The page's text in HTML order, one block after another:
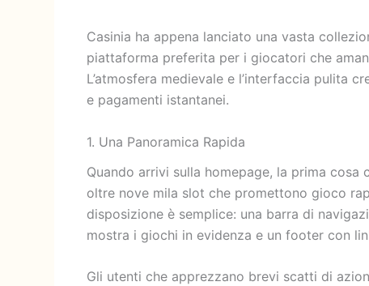
Casinia ha appena lanciato una vasta
piattaforma preferita per i giocatori che
L’atmosfera medievale e l’interfaccia pulita
e pagamenti istantanei.
1. Una Panoramica Rapida
Quando arrivi sulla homepage, la prima
oltre nove mila slot che promettono gioco
disposizione è semplice: una barra di
mostra i giochi in evidenza e un footer con
Gli utenti che apprezzano brevi scatti di